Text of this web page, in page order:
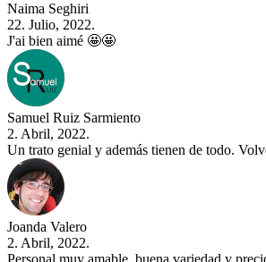
Naima Seghiri
22. Julio, 2022.
J'ai bien aimé 🤩🤩
Samuel Ruiz Sarmiento
2. Abril, 2022.
Un trato genial y además tienen de todo.
Joanda Valero
2. Abril, 2022.
Personal muy amable, buena variedad y